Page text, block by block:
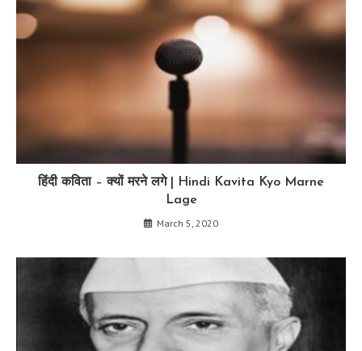
हिंदी कविता – क्यों मरने लगे | Hindi Kavita Kyo Marne
Lage
March 5, 2020